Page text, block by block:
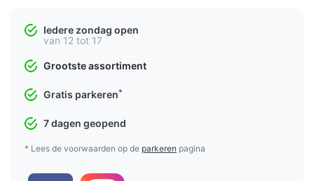
Iedere zondag open
van 12 tot 17
Grootste assortiment
Gratis parkeren*
7 dagen geopend
* Lees de voorwaarden op de parkeren pagina